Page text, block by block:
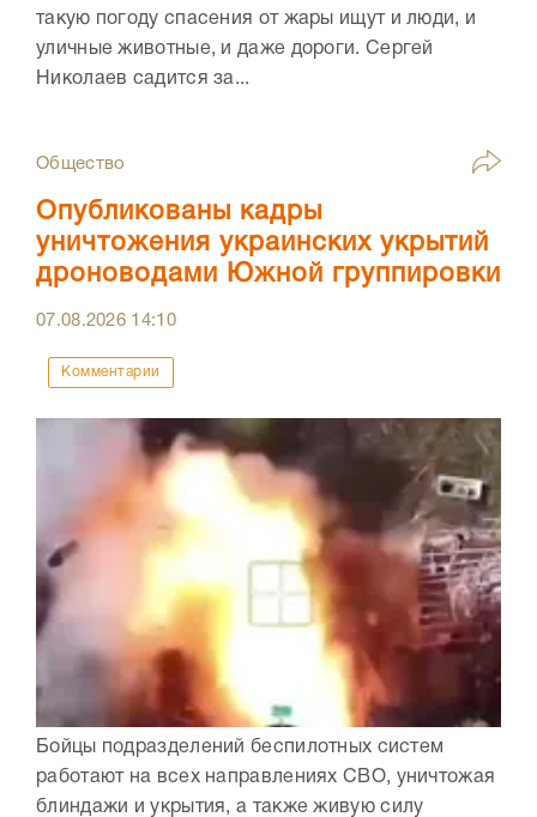
такую погоду спасения от жары ищут и люди, и
уличные животные, и даже дороги. Сергей
Николаев садится за...
Общество
Опубликованы кадры
уничтожения украинских укрытий
дроноводами Южной группировки
07.08.2026 14:10
Комментарии
Бойцы подразделений беспилотных систем
работают на всех направлениях СВО, уничтожая
блиндажи и укрытия, а также живую силу